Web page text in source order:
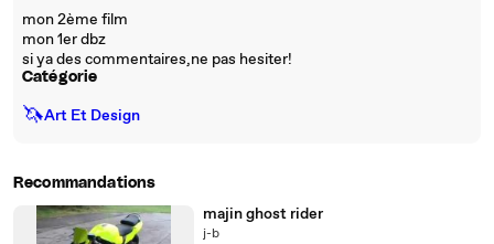
mon 2ème film
mon 1er dbz
si ya des commentaires,ne pas hesiter!
Catégorie
🦄Art Et Design
Recommandations
majin ghost rider
j-b